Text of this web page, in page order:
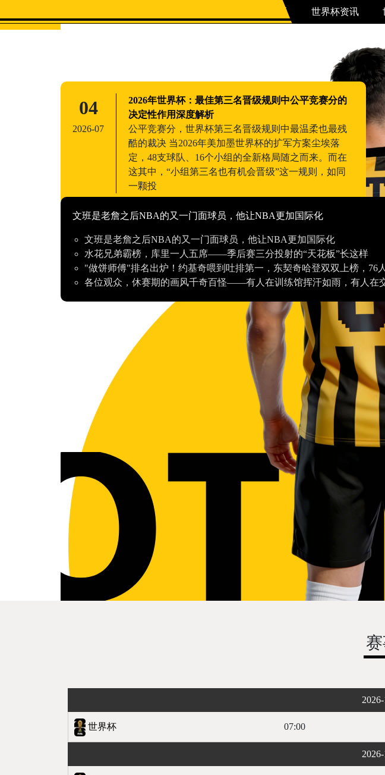
直播 世界杯资讯
04
2026-07
2026年世界杯：最佳第三名晋级规则中公平竞赛分的
决定性作用深度解析
公平竞赛分，世界杯第三名晋级规则中最温柔也最残
酷的裁决 当2026年美加墨世界杯的扩军方案尘埃落
定，48支球队、16个小组的全新格局随之而来。而在
这其中，“小组第三名也有机会晋级”这一规则，如同
一颗投
文班是老詹之后NBA的又一门面球员，他让NBA更加国际化
文班是老詹之后NBA的又一门面球员，他让NBA更加国际化
水花兄弟霸榜，库里一人五席——季后赛三分投射的“天花板”长这样
"做饼师傅"排名出炉！约基奇喂到吐排第一，东契奇哈登双双上榜，76
各位观众，休赛期的画风千奇百怪——有人在训练馆挥汗如雨，有人在
世界杯 07:00